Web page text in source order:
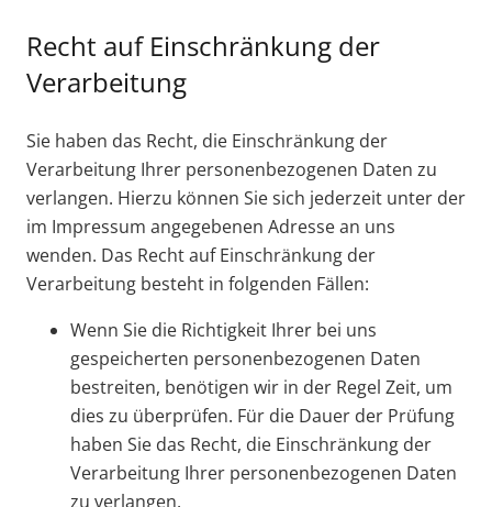
Recht auf Einschränkung der
Verarbeitung
Sie haben das Recht, die Einschränkung der
Verarbeitung Ihrer personenbezogenen Daten zu
verlangen. Hierzu können Sie sich jederzeit unter der
im Impressum angegebenen Adresse an uns
wenden. Das Recht auf Einschränkung der
Verarbeitung besteht in folgenden Fällen:
Wenn Sie die Richtigkeit Ihrer bei uns
gespeicherten personenbezogenen Daten
bestreiten, benötigen wir in der Regel Zeit, um
dies zu überprüfen. Für die Dauer der Prüfung
haben Sie das Recht, die Einschränkung der
Verarbeitung Ihrer personenbezogenen Daten
zu verlangen.